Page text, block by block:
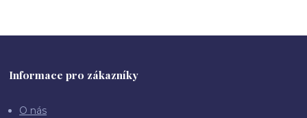
Informace pro zákazníky
O nás